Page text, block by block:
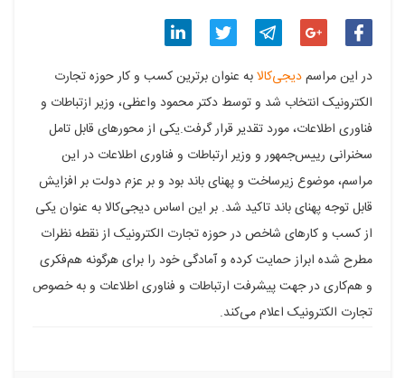
گذاری
در
فیسبوک
گذاری
در
گوگل
پلاس
گذاری
در
تلگرام
گذاری
در
توییتر
گذاری
در
لینکدین
در این مراسمدیجی‌کالابه عنوان برترین کسب و کار حوزه تجارت
الکترونیک انتخاب شد و توسط دکتر محمود واعظی، وزیر ازتباطات و
فناوری اطلاعات، مورد تقدیر قرار گرفت.یکی از محورهای قابل تامل
سخنرانی رییس‌جمهور و وزیر ارتباطات و فناوری اطلاعات در این
مراسم، موضوع زیرساخت و پهنای باند بود و بر عزم دولت بر افزایش
قابل توجه پهنای باند تاکید شد. بر این اساس دیجی‌کالا به عنوان یکی
از کسب و کارهای شاخص در حوزه تجارت الکترونیک از نقطه نظرات
مطرح شده ابراز حمایت کرده و آمادگی خود را برای هرگونه هم‌فکری
و هم‌کاری در جهت پیشرفت ارتباطات و فناوری اطلاعات و به خصوص
تجارت الکترونیک اعلام می‌کند.